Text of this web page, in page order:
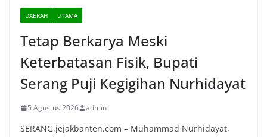
DAERAH UTAMA
Tetap Berkarya Meski
Keterbatasan Fisik, Bupati
Serang Puji Kegigihan Nurhidayat
5 Agustus 2026 admin
SERANG,jejakbanten.com – Muhammad Nurhidayat,